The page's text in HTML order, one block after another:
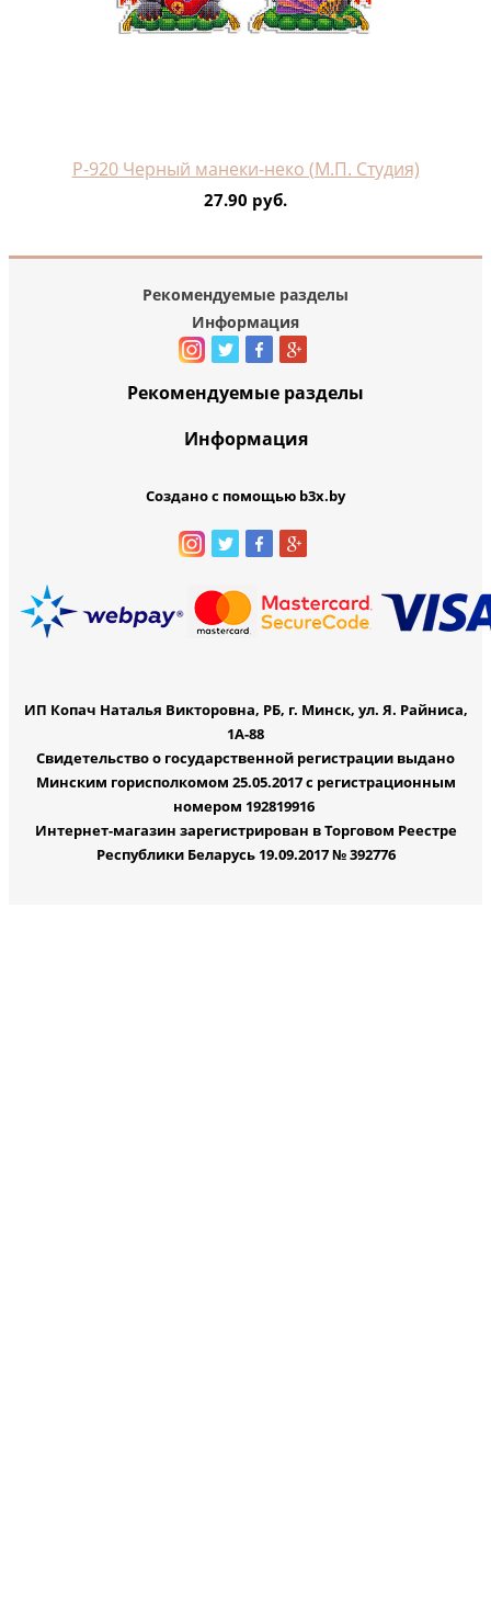
Р-920 Черный манеки-неко (М.П. Студия)
27.90 руб.
Рекомендуемые разделы
Информация
Рекомендуемые разделы
Информация
Создано с помощью b3x.by
ИП Копач Наталья Викторовна, РБ, г. Минск, ул. Я. Райниса,
1А-88
Свидетельство о государственной регистрации выдано
Минским горисполкомом 25.05.2017 с регистрационным
номером 192819916
Интернет-магазин зарегистрирован в Торговом Реестре
Республики Беларусь 19.09.2017 № 392776